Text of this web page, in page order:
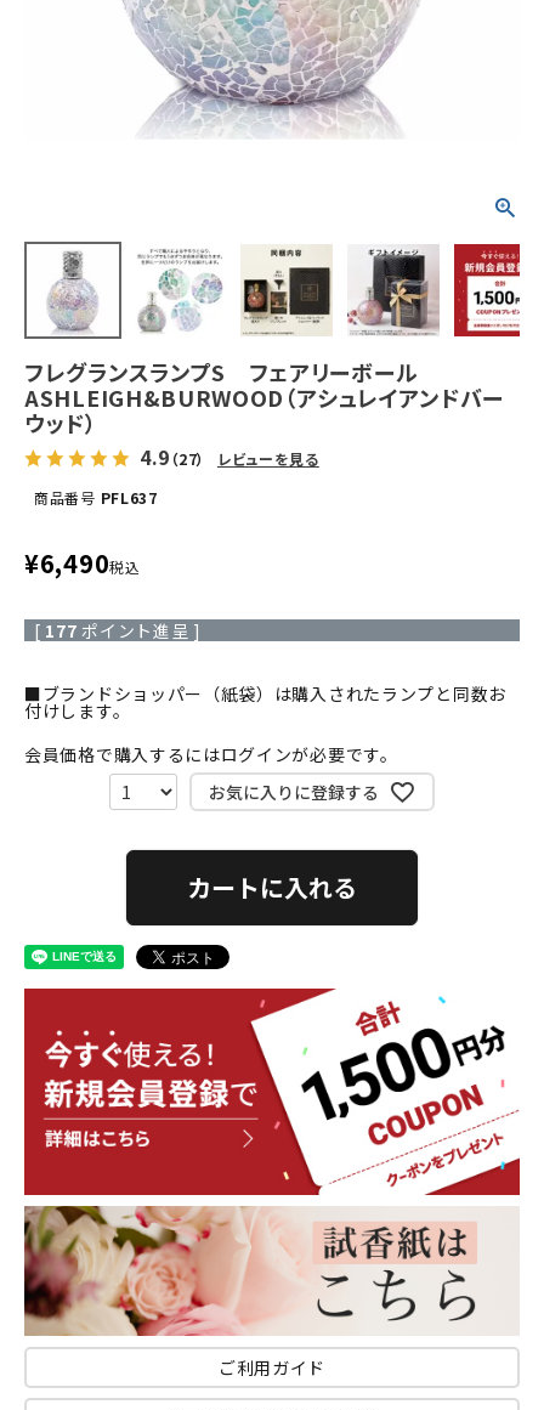
フレグランスランプS フェアリーボール
ASHLEIGH&BURWOOD（アシュレイアンドバー
ウッド）
4.9 （27）
レビューを見る
商品番号 PFL637
¥6,490税込
[ 177 ポイント進呈 ]
■ブランドショッパー（紙袋）は購入されたランプと同数お
付けします。
会員価格で購入するにはログインが必要です。
お気に入りに登録する
カートに入れる
ご利用ガイド